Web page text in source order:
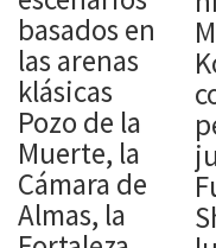
basados en
las arenas
klásicas
Pozo de la
Muerte, la
Cámara de
Almas, la